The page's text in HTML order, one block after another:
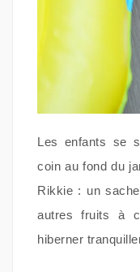
Les enfants se
coin au fond du
Rikkie : un
autres fruits à
hiberner